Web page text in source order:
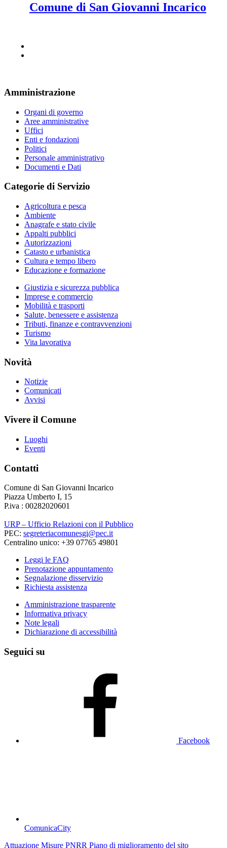
Comune di San Giovanni Incarico
Amministrazione
Organi di governo
Aree amministrative
Uffici
Enti e fondazioni
Politici
Personale amministrativo
Documenti e Dati
Categorie di Servizio
Agricoltura e pesca
Ambiente
Anagrafe e stato civile
Appalti pubblici
Autorizzazioni
Catasto e urbanistica
Cultura e tempo libero
Educazione e formazione
Giustizia e sicurezza pubblica
Imprese e commercio
Mobilità e trasporti
Salute, benessere e assistenza
Tributi, finanze e contravvenzioni
Turismo
Vita lavorativa
Novità
Notizie
Comunicati
Avvisi
Vivere il Comune
Luoghi
Eventi
Contatti
Comune di San Giovanni Incarico
Piazza Umberto I, 15
P.iva : 00282020601
URP – Ufficio Relazioni con il Pubblico
PEC: segreteriacomunesgi@pec.it
Centralino unico: +39 07765 49801
Leggi le FAQ
Prenotazione appuntamento
Segnalazione disservizio
Richiesta assistenza
Amministrazione trasparente
Informativa privacy
Note legali
Dichiarazione di accessibilità
Seguici su
Facebook
ComunicaCity
Attuazione Misure PNRR Piano di miglioramento del sito